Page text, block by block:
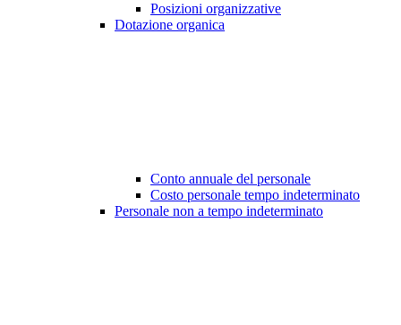
Posizioni organizzative
Dotazione organica
Conto annuale del personale
Costo personale tempo indeterminato
Personale non a tempo indeterminato